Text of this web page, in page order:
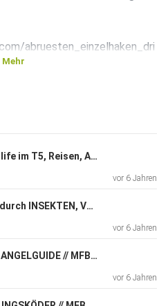
abruesten_einzelhaken_dri
Mehr
#13 - 9 Monate Vanlife im T5, Reisen, Angeln & Leben // Felix von Catchtastic im MFBCAST Podcast
vor 6 Jahren
#11 FISCHBESATZ durch INSEKTEN, VÖGEL & Co. // MFBCAST PODCAST ANGELN
vor 6 Jahren
#10 ARBEITEN ALS ANGELGUIDE // MFBCAST PODCAST ANGELN
vor 6 Jahren